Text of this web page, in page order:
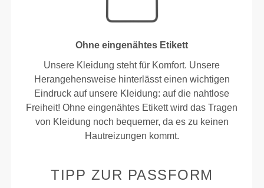
Ohne eingenähtes Etikett
Unsere Kleidung steht für Komfort. Unsere
Herangehensweise hinterlässt einen wichtigen
Eindruck auf unsere Kleidung: auf die nahtlose
Freiheit! Ohne eingenähtes Etikett wird das Tragen
von Kleidung noch bequemer, da es zu keinen
Hautreizungen kommt.
TIPP ZUR PASSFORM